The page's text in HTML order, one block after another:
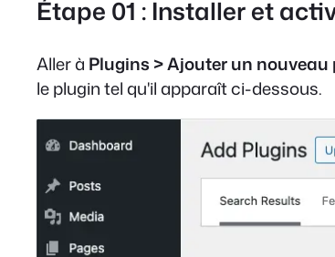
Étape 01 : Installer et
Aller à Plugins > Ajouter un nouveau
le plugin tel qu'il apparaît ci-dessous.